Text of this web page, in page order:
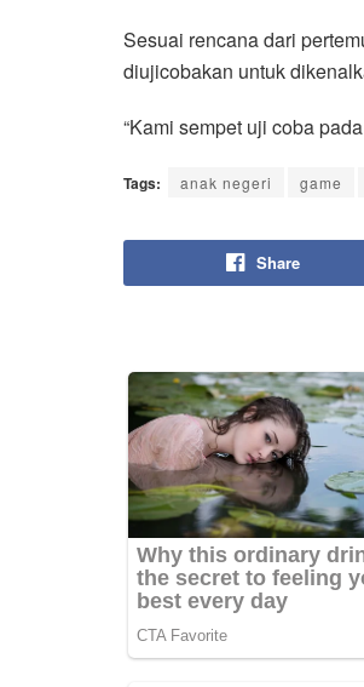
Sesuai rencana dari
diujicobakan untuk
“Kami sempet uji coba
Tags: anak negeri game
Share